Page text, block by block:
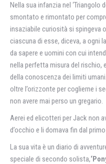
Nella sua infanzia nel ‘Triangolo
smontato e rimontato per
insaziabile curiosità si spingeva
ciascuna di esse, diceva, a ogni
da sapere e uomini con cui
nella perfetta misura del
della conoscenza dei limiti
oltre l’orizzonte per coglierne i
non avere mai perso un gregario.
Aerei ed elicotteri per Jack non
d’occhio e li domava fin dal
La sua vita è un diario di
speciale di secondo solista,